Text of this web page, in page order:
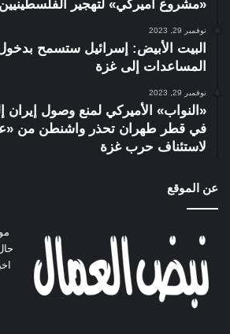
«مشروع أميركي» لتهجير
نوفمبر 29, 2023
البيت الأبيض: إسرائيل ستسمح
المساعدات إلى غزة
نوفمبر 29, 2023
في قطر طهران تحذر واشنطن من
لاستئناف حرب غزة
عن الموقع